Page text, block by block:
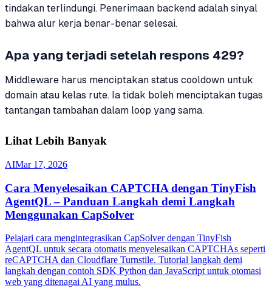
tindakan terlindungi. Penerimaan backend adalah sinyal
bahwa alur kerja benar-benar selesai.
Apa yang terjadi setelah respons 429?
Middleware harus menciptakan status cooldown untuk
domain atau kelas rute. Ia tidak boleh menciptakan tugas
tantangan tambahan dalam loop yang sama.
Lihat Lebih Banyak
AIMar 17, 2026
Cara Menyelesaikan CAPTCHA dengan TinyFish
AgentQL – Panduan Langkah demi Langkah
Menggunakan CapSolver
Pelajari cara mengintegrasikan CapSolver dengan TinyFish
AgentQL untuk secara otomatis menyelesaikan CAPTCHAs seperti
reCAPTCHA dan Cloudflare Turnstile. Tutorial langkah demi
langkah dengan contoh SDK Python dan JavaScript untuk otomasi
web yang ditenagai AI yang mulus.